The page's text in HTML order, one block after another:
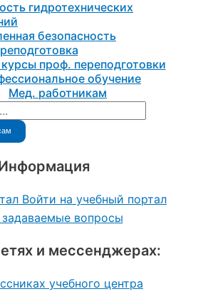
гидротехнических
безопасность
проф. переподготовки
обучение
Мед. работникам
Войти на учебный портал
вопросы
и мессенджерах: